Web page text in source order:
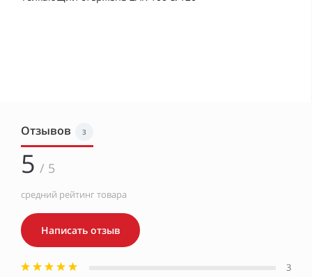
Отзывов 3
5 / 5
средний рейтинг товара
Написать отзыв
3